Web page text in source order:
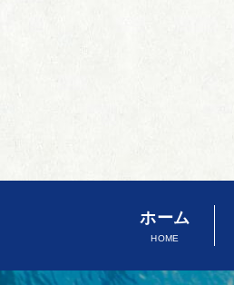
ホーム
HOME